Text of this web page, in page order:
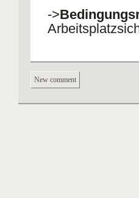
->
Erwerb
Hobfoll: Jeder
New comment